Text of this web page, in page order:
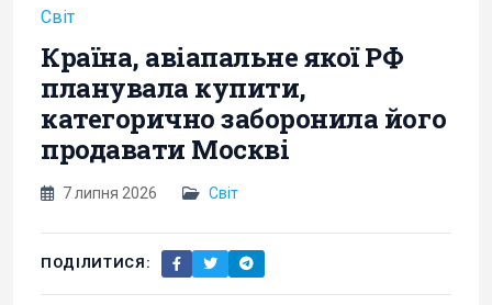
Світ
Країна, авіапальне якої РФ
планувала купити,
категорично заборонила його
продавати Москві
7 липня 2026 Світ
ПОДІЛИТИСЯ: